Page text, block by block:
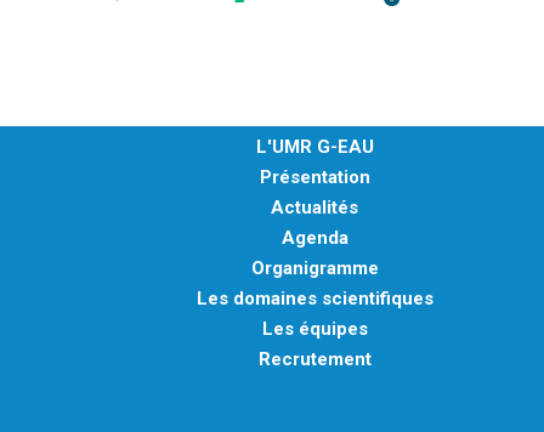
L'UMR G-EAU
Présentation
Actualités
Agenda
Organigramme
Les domaines scientifiques
Les équipes
Recrutement